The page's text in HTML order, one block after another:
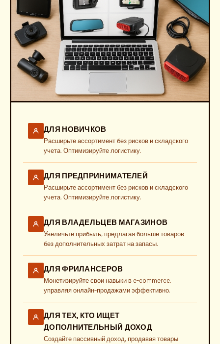
ДЛЯ НОВИЧКОВ
Расширьте ассортимент без рисков и складского
учета. Оптимизируйте логистику.
ДЛЯ ПРЕДПРИНИМАТЕЛЕЙ
Расширьте ассортимент без рисков и складского
учета. Оптимизируйте логистику.
ДЛЯ ВЛАДЕЛЬЦЕВ МАГАЗИНОВ
Увеличьте прибыль, предлагая больше товаров
без дополнительных затрат на запасы.
ДЛЯ ФРИЛАНСЕРОВ
Монетизируйте свои навыки в e-commerce,
управляя онлайн-продажами эффективно.
ДЛЯ ТЕХ, КТО ИЩЕТ
ДОПОЛНИТЕЛЬНЫЙ ДОХОД
Создайте пассивный доход, продавая товары